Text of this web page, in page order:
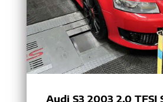
Audi S3 2003 2.0 TFSI